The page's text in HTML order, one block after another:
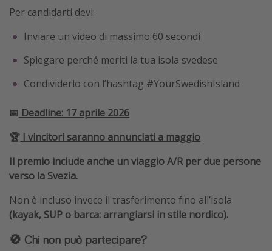
Per candidarti devi:
Inviare un video di massimo 60 secondi
Spiegare perché meriti la tua isola svedese
Condividerlo con l’hashtag #YourSwedishIsland
📅 Deadline: 17 aprile 2026
🏆 I vincitori saranno annunciati a maggio
Il premio include anche un viaggio A/R per due persone
verso la Svezia.
Non è incluso invece il trasferimento fino all’isola
(kayak, SUP o barca: arrangiarsi in stile nordico).
🚫 Chi non può partecipare?